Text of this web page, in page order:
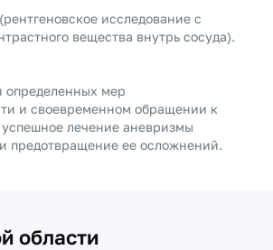
исследование с
вещества внутрь сосуда).
мер
и своевременном обращении к
лечение аневризмы
предотвращение ее осложнений.
области